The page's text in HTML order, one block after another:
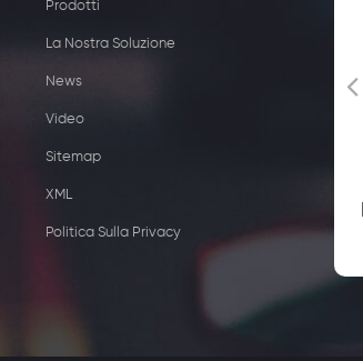
Prodotti
La Nostra Soluzione
News
Video
Sitemap
XML
Politica Sulla Privacy
commerciale con due Type2